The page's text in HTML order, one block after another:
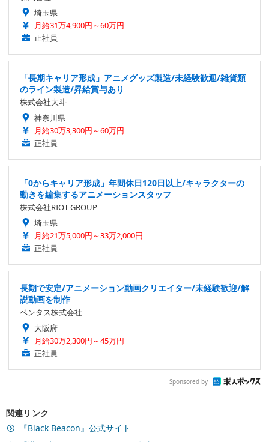
埼玉県
月給31万4,900円～60万円
正社員
「長期キャリア形成」アニメグッズ製造/未経験歓迎/雑貨類
のライン製造/昇給賞与あり
株式会社大斗
神奈川県
月給30万3,300円～60万円
正社員
「0からキャリア形成」年間休日120日以上/キャラクターの
動きを編集するアニメーションスタッフ
株式会社RIOT GROUP
埼玉県
月給21万5,000円～33万2,000円
正社員
長期で安定/アニメーション動画クリエイター/未経験歓迎/解
説動画を制作
ベンタス株式会社
大阪府
月給30万2,300円～45万円
正社員
Sponsored by
関連リンク
『Black Beacon』公式サイト